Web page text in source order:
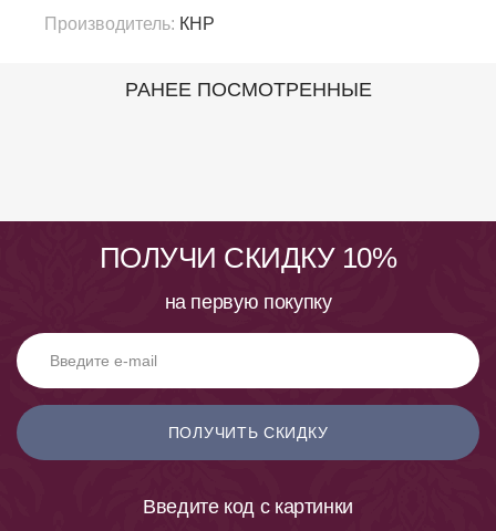
Производитель: КНР
РАНЕЕ ПОСМОТРЕННЫЕ
ПОЛУЧИ СКИДКУ 10%
на первую покупку
ПОЛУЧИТЬ СКИДКУ
Введите код с картинки